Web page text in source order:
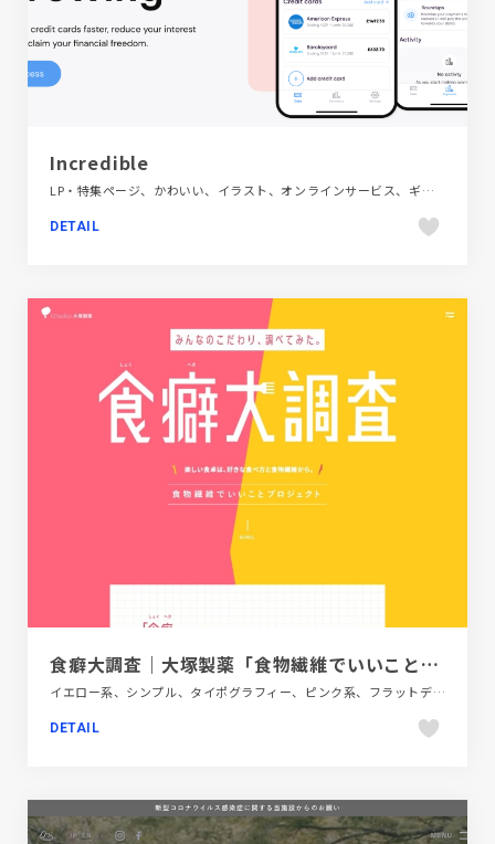
Incredible
LP・特集ページ、かわいい、イラスト、オンラインサービス、ギャラリー風、サービス紹介、シンプル、ホワイト系、ポップ、海外サイト、金融・法律・人材・専門職
DETAIL
食癖大調査｜大塚製薬「食物繊維でいいことプロジェクト」
イエロー系、シンプル、タイポグラフィー、ピンク系、フラットデザイン、ブランド・サービスサイト、ポップ、医療・ヘルスケア、飲料・食品
DETAIL